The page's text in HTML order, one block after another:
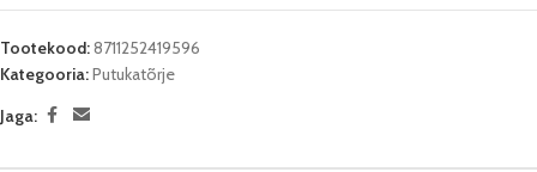
Tootekood:8711252419596
Kategooria:Putukatõrje
Jaga: